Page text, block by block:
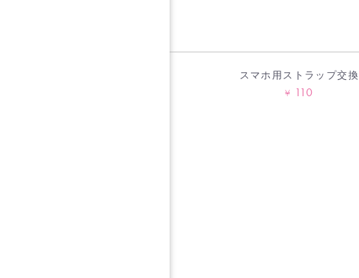
スマホ用ストラップ交換
¥ 110